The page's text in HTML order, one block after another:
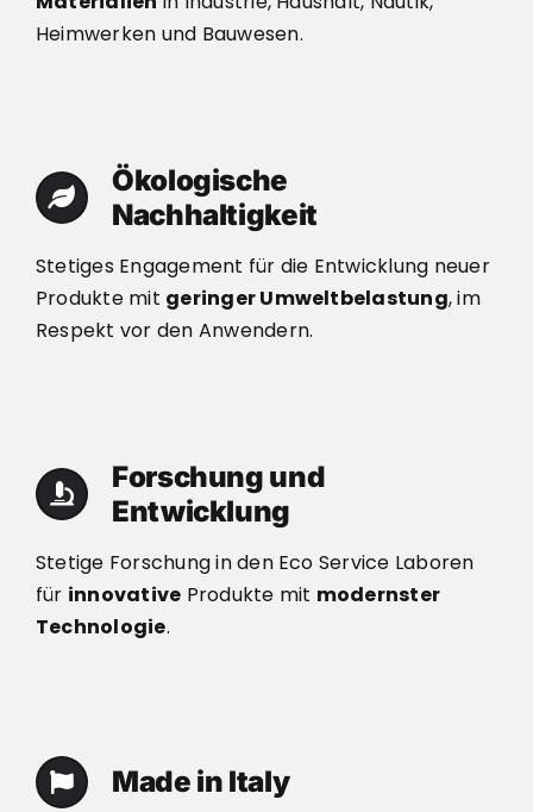
Heimwerken und Bauwesen.
Ökologische
Nachhaltigkeit
Stetiges Engagement für die Entwicklung neuer
Produkte mit geringer Umweltbelastung, im
Respekt vor den Anwendern.
Forschung und
Entwicklung
Stetige Forschung in den Eco Service Laboren
für innovative Produkte mit modernster
Technologie.
Made in Italy